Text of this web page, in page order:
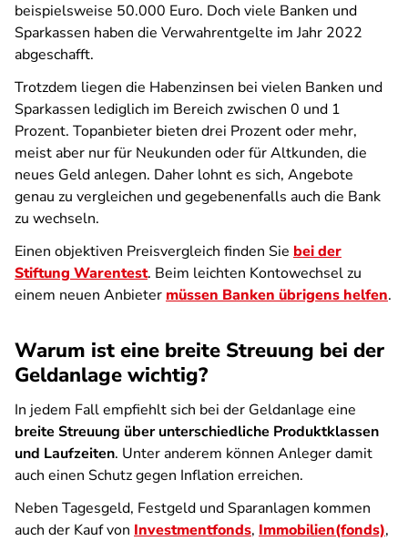
beispielsweise 50.000 Euro. Doch viele Banken und
Sparkassen haben die Verwahrentgelte im Jahr 2022
abgeschafft.
Trotzdem liegen die Habenzinsen bei vielen Banken und
Sparkassen lediglich im Bereich zwischen 0 und 1
Prozent. Topanbieter bieten drei Prozent oder mehr,
meist aber nur für Neukunden oder für Altkunden, die
neues Geld anlegen. Daher lohnt es sich, Angebote
genau zu vergleichen und gegebenenfalls auch die Bank
zu wechseln.
Einen objektiven Preisvergleich finden Sie bei der
Stiftung Warentest. Beim leichten Kontowechsel zu
einem neuen Anbieter müssen Banken übrigens helfen.
Warum ist eine breite Streuung bei der
Geldanlage wichtig?
In jedem Fall empfiehlt sich bei der Geldanlage eine
breite Streuung über unterschiedliche Produktklassen
und Laufzeiten. Unter anderem können Anleger damit
auch einen Schutz gegen Inflation erreichen.
Neben Tagesgeld, Festgeld und Sparanlagen kommen
auch der Kauf von Investmentfonds, Immobilien(fonds),